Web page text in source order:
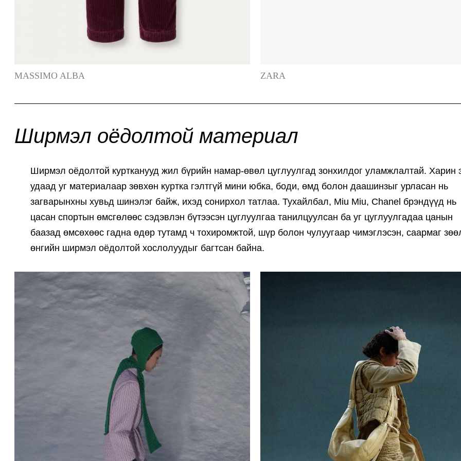
MASSIMO ALBA ZARA
Ширмэл оёдолтой материал
Ширмэл оёдолтой куртканууд жил бүрийн намар-өвөл цуглуулгад зонхилдог уламжлалтай. Харин
удаад уг материалаар зөвхөн куртка гэлтгүй мини юбка, боди, өмд болон даашинзыг урласан нь
загварынхны хувьд шинэлэг байж, ихэд сонирхол татлаа. Тухайлбал, Miu Miu, Chanel брэндүүд нь
цасан спортын өмсгөлөөс сэдэвлэн бүтээсэн цуглуулгаа танилцуулсан ба уг цуглуулгадаа цанын
баазад өмсөхөөс гадна өдөр тутамд ч тохиромжтой, шүр болон чулуугаар чимэглэсэн, саармаг
өнгийн ширмэл оёдолтой хослолуудыг багтсан байна.